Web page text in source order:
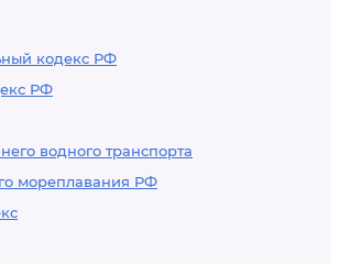
кодекс РФ
РФ
водного транспорта
мореплавания РФ